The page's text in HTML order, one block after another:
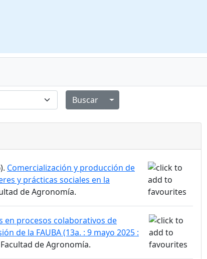
Alternar menú desplegable
Comercialización y producción de
y prácticas sociales en la
de Agronomía.
en procesos colaborativos de
de la FAUBA (13a. : 9 mayo 2025 :
de Agronomía.